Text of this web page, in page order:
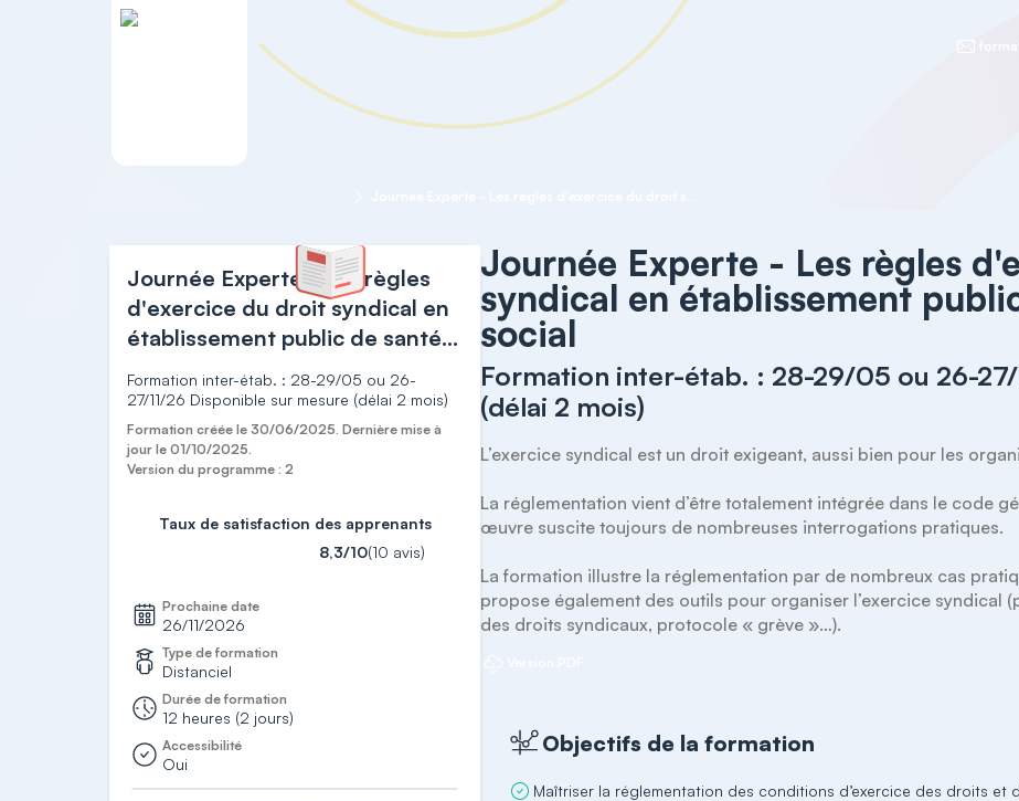
Journée Experte - Les règles
d'exercice du droit syndical en
établissement public de santé
et médico social
Formation inter-étab. : 28-29/05 ou 26-
27/11/26 Disponible sur mesure (délai 2 mois)
Formation créée le 30/06/2025. Dernière mise à
jour le 01/10/2025.
Version du programme : 2
Taux de satisfaction des apprenants
8,3/10(10 avis)
Prochaine date
26/11/2026
Type de formation
Distanciel
Durée de formation
12 heures (2 jours)
Accessibilité
Oui
Journée Experte - Les règles
syndical en établissement
social
Formation inter-étab. : 28-29/05 ou 26-
(délai 2 mois)
L’exercice syndical est un droit exigeant, aussi bien pour les
La réglementation vient d’être totalement intégrée dans le code
œuvre suscite toujours de nombreuses interrogations pratiques.
La formation illustre la réglementation par de nombreux cas
propose également des outils pour organiser l’exercice syndical
des droits syndicaux, protocole « grève »…).
Objectifs de la formation
Maîtriser la réglementation des conditions d’exercice des droits et